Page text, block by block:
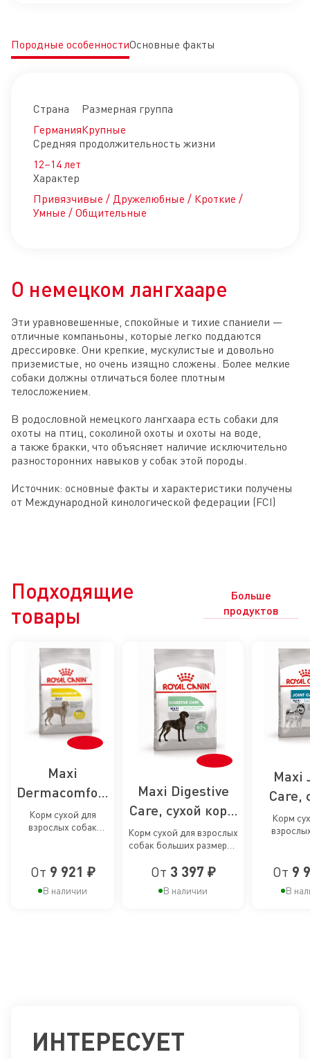
Породные особенностиОсновные факты
Страна
Германия
Размерная группа
Крупные
Средняя продолжительность жизни
12–14 лет
Характер
Привязчивые / Дружелюбные / Кроткие /
Умные / Общительные
О немецком лангхааре
Эти уравновешенные, спокойные и тихие спаниели —
отличные компаньоны, которые легко поддаются
дрессировке. Они крепкие, мускулистые и довольно
приземистые, но очень изящно сложены. Более мелкие
собаки должны отличаться более плотным
телосложением.
В родословной немецкого лангхаара есть собаки для
охоты на птиц, соколиной охоты и охоты на воде,
а также бракки, что объясняет наличие исключительно
разносторонних навыков у собак этой породы.
Источник: основные факты и характеристики получены
от Международной кинологической федерации (FCI)
Подходящие
товары
Больше
продуктов
Maxi
Dermacomfort
Care, сухой
корм для
раздражений
и зуда кожи у
Корм сухой для
взрослых собак
зуде кожи
От 9 921 ₽
В наличии
Maxi Digestive
Care, сухой корм
для собак
крупных пород с
чувствительным
пищеварением
Корм сухой для взрослых
собак больших размеров
пищеварением
От 3 397 ₽
В наличии
Maxi
Care,
Корм
От 9
В
ИНТЕРЕСУЕТ